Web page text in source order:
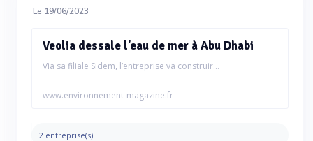
Le 19/06/2023
Veolia dessale l’eau de mer à Abu Dhabi
Via sa filiale Sidem, l’entreprise va construir...
www.environnement-magazine.fr
2 entreprise(s)